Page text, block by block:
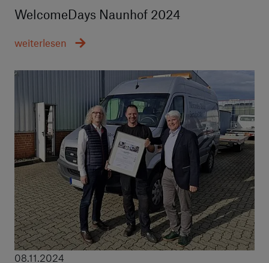
WelcomeDays Naunhof 2024
weiterlesen
08.11.2024